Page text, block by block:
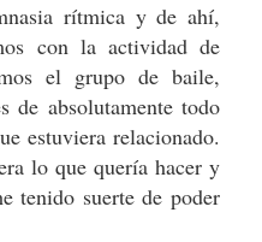
rítmica y de ahí,
con la actividad de
el grupo de baile,
de absolutamente todo
estuviera relacionado.
lo que quería hacer y
tenido suerte de poder